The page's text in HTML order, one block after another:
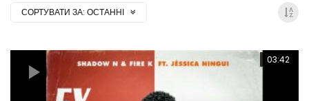
СОРТУВАТИ ЗА: ОСТАННІ
03:42